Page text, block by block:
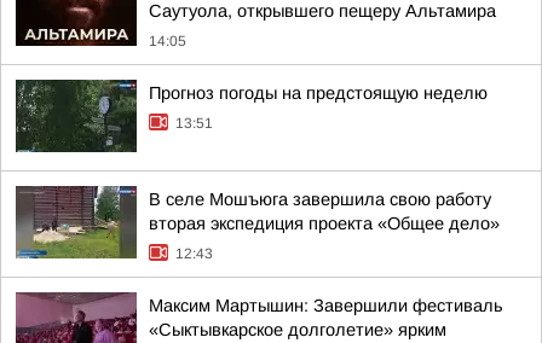
Саутуола, открывшего пещеру Альтамира
14:05
Прогноз погоды на предстоящую неделю
13:51
В селе Мошъюга завершила свою работу
вторая экспедиция проекта «Общее дело»
12:43
Максим Мартышин: Завершили фестиваль
«Сыктывкарское долголетие» ярким